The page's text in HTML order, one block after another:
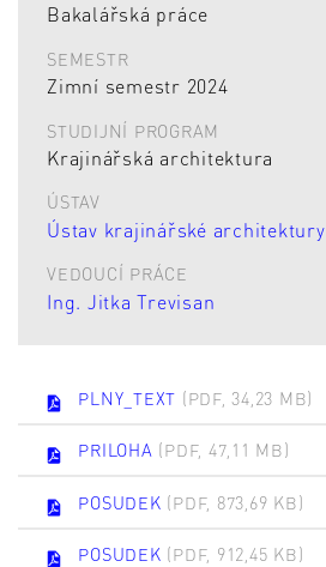
Bakalářská práce
SEMESTR
Zimní semestr 2024
STUDIJNÍ PROGRAM
Krajinářská architektura
ÚSTAV
Ústav krajinářské architektury
VEDOUCÍ PRÁCE
Ing. Jitka Trevisan
PLNY_TEXT (PDF, 34,23 MB)
PRILOHA (PDF, 47,11 MB)
POSUDEK (PDF, 873,69 KB)
POSUDEK (PDF, 912,45 KB)